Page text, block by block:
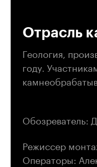
Отрасль
Геология,
году.
Обозреватель:
Режиссер
Операторы: